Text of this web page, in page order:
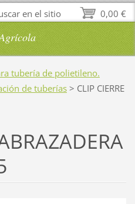
tubería de polietileno.
de tuberías > CLIP CIERRE
0,00 €
en el sitio